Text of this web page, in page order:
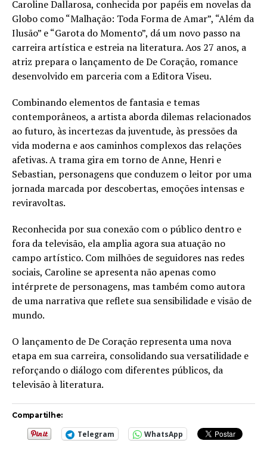
Caroline Dallarosa, conhecida por papéis em novelas da
Globo como “Malhação: Toda Forma de Amar”, “Além da
Ilusão” e “Garota do Momento”, dá um novo passo na
carreira artística e estreia na literatura. Aos 27 anos, a
atriz prepara o lançamento de De Coração, romance
desenvolvido em parceria com a Editora Viseu.
Combinando elementos de fantasia e temas
contemporâneos, a artista aborda dilemas relacionados
ao futuro, às incertezas da juventude, às pressões da
vida moderna e aos caminhos complexos das relações
afetivas. A trama gira em torno de Anne, Henri e
Sebastian, personagens que conduzem o leitor por uma
jornada marcada por descobertas, emoções intensas e
reviravoltas.
Reconhecida por sua conexão com o público dentro e
fora da televisão, ela amplia agora sua atuação no
campo artístico. Com milhões de seguidores nas redes
sociais, Caroline se apresenta não apenas como
intérprete de personagens, mas também como autora
de uma narrativa que reflete sua sensibilidade e visão de
mundo.
O lançamento de De Coração representa uma nova
etapa em sua carreira, consolidando sua versatilidade e
reforçando o diálogo com diferentes públicos, da
televisão à literatura.
Compartilhe:
Telegram WhatsApp